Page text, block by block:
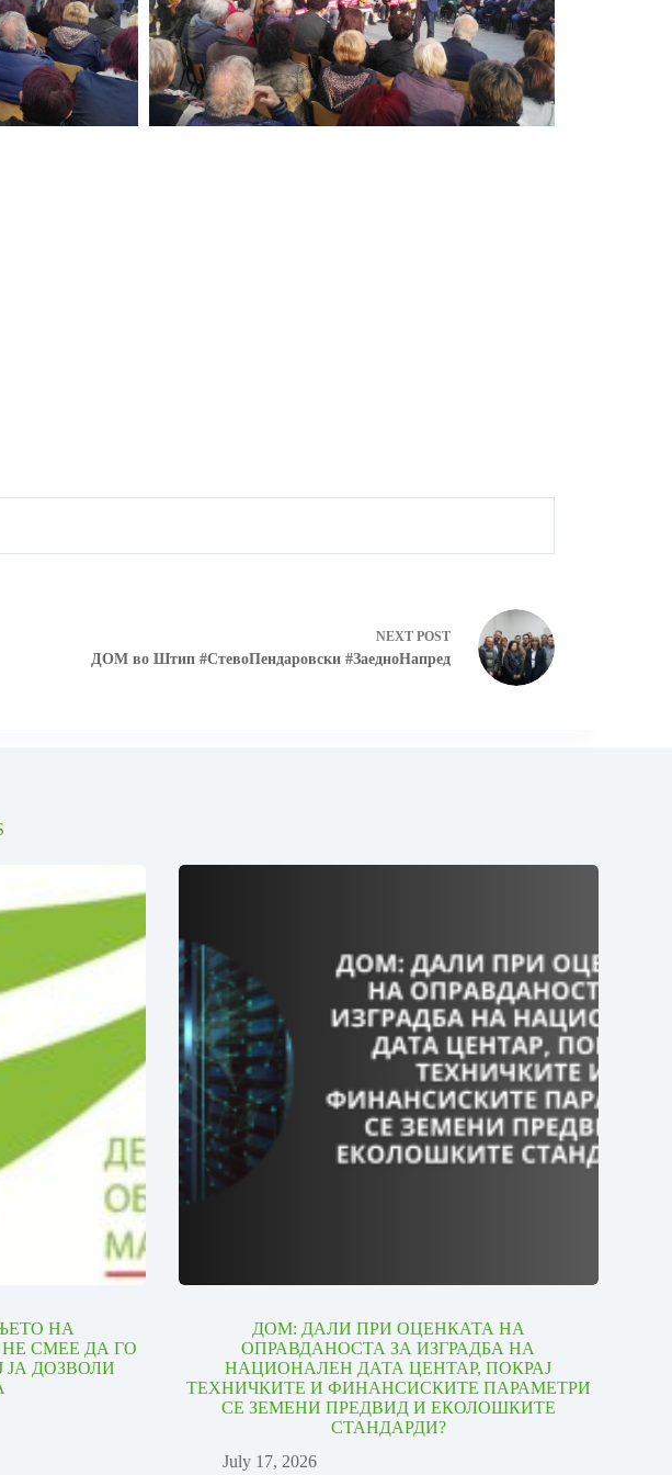
NEXT POST
ДОМ во Штип #СтевоПендаровски #ЗаедноНапред
НА
СМЕЕ ДА ГО
ДОЗВОЛИ
ДОМ: ДАЛИ ПРИ ОЦЕНКАТА НА
ОПРАВДАНОСТА ЗА ИЗГРАДБА НА
НАЦИОНАЛЕН ДАТА ЦЕНТАР, ПОКРАЈ
ТЕХНИЧКИТЕ И ФИНАНСИСКИТЕ ПАРАМЕТРИ
СЕ ЗЕМЕНИ ПРЕДВИД И ЕКОЛОШКИТЕ
СТАНДАРДИ?
July 17, 2026